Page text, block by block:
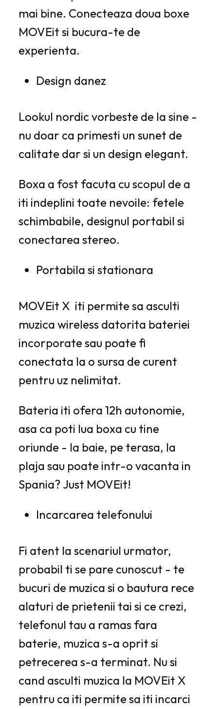
mai bine. Conecteaza doua boxe
MOVEit si bucura-te de
experienta.
Design danez
Lookul nordic vorbeste de la sine -
nu doar ca primesti un sunet de
calitate dar si un design elegant.
Boxa a fost facuta cu scopul de a
iti indeplini toate nevoile: fetele
schimbabile, designul portabil si
conectarea stereo.
Portabila si stationara
MOVEit X iti permite sa asculti
muzica wireless datorita bateriei
incorporate sau poate fi
conectata la o sursa de curent
pentru uz nelimitat.
Bateria iti ofera 12h autonomie,
asa ca poti lua boxa cu tine
oriunde - la baie, pe terasa, la
plaja sau poate intr-o vacanta in
Spania? Just MOVEit!
Incarcarea telefonului
Fi atent la scenariul urmator,
probabil ti se pare cunoscut - te
bucuri de muzica si o bautura rece
alaturi de prietenii tai si ce crezi,
telefonul tau a ramas fara
baterie, muzica s-a oprit si
petrecerea s-a terminat. Nu si
cand asculti muzica la MOVEit X
pentru ca iti permite sa iti incarci